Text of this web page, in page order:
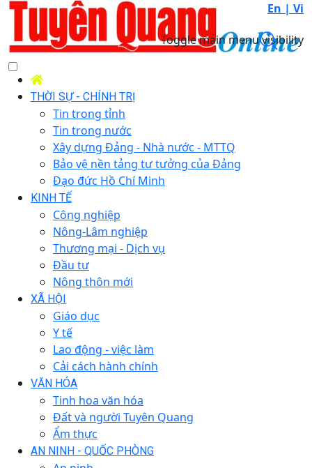
En | Vi
Toggle main menu visibility
THỜI SỰ - CHÍNH TRỊ
Tin trong tỉnh
Tin trong nước
Xây dựng Đảng - Nhà nước - MTTQ
Bảo vệ nền tảng tư tưởng của Đảng
Đạo đức Hồ Chí Minh
KINH TẾ
Công nghiệp
Nông-Lâm nghiệp
Thương mại - Dịch vụ
Đầu tư
Nông thôn mới
XÃ HỘI
Giáo dục
Y tế
Lao động - việc làm
Cải cách hành chính
VĂN HÓA
Tinh hoa văn hóa
Đất và người Tuyên Quang
Ẩm thực
AN NINH - QUỐC PHÒNG